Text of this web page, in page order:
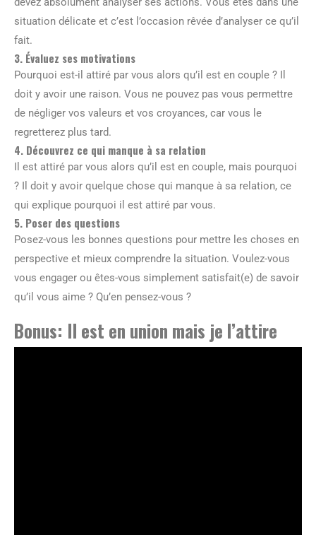
situation délicate et c’est l’occasion rêvée d’analyser ce qu’il
fait.
3. Évaluez ses motivations
Pourquoi est-il attiré par vous alors qu’il est en couple ? Il
doit y avoir une raison. Vous ne pouvez pas vous permettre
de négliger vos valeurs et vos croyances, car vous le
regretterez plus tard.
4. Découvrez ce qui manque à sa relation
Il est attiré par vous alors qu’il est en couple, mais pourquoi
? Il doit y avoir quelque chose qui manque à sa relation, ce
qui explique pourquoi il est attiré par vous.
5. Poser des questions
Posez-vous les bonnes questions pour mettre les choses en
perspective et mieux comprendre la situation. Voulez-vous
vous engager ou êtes-vous simplement satisfait(e) de savoir
qu’il vous aime ? Qu’en pensez-vous ?
Bonus: Il est en union mais je l’attire